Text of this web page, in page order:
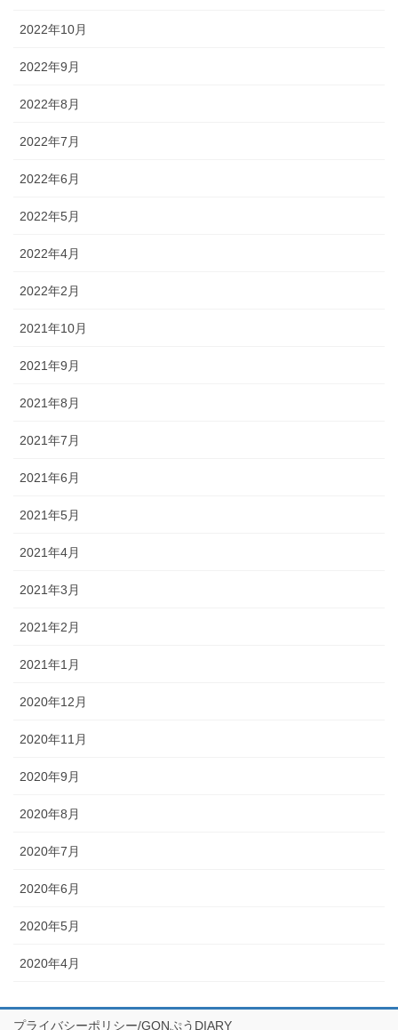
2022年10月
2022年9月
2022年8月
2022年7月
2022年6月
2022年5月
2022年4月
2022年2月
2021年10月
2021年9月
2021年8月
2021年7月
2021年6月
2021年5月
2021年4月
2021年3月
2021年2月
2021年1月
2020年12月
2020年11月
2020年9月
2020年8月
2020年7月
2020年6月
2020年5月
2020年4月
プライバシーポリシー/GONぷうDIARY